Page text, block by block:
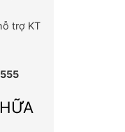
trợ KT